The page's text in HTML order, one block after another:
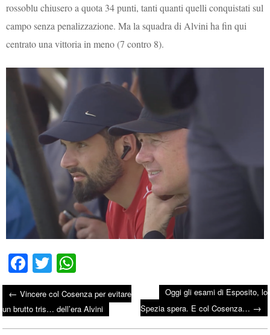
rossoblu chiusero a quota 34 punti, tanti quanti quelli conquistati sul
campo senza penalizzazione. Ma la squadra di Alvini ha fin qui
centrato una vittoria in meno (7 contro 8).
Fa
ce
bo
ok
T
wi
tte
r
ha
ts
A
Post navigation
← Vincere col Cosenza per evitare
un brutto tris… dell’era Alvini
Oggi gli esami di Esposito, lo
Spezia spera. E col Cosenza… →